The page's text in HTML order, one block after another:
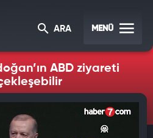
ARA MENÜ
ABD ziyareti